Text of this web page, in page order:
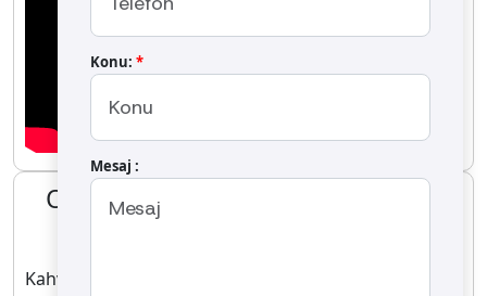
OS-60K Kahve Kavurma Makinesi
Kahve kavurma makinelerimiz, farklı kahve çekirdeği
Konu: *
Mesaj :